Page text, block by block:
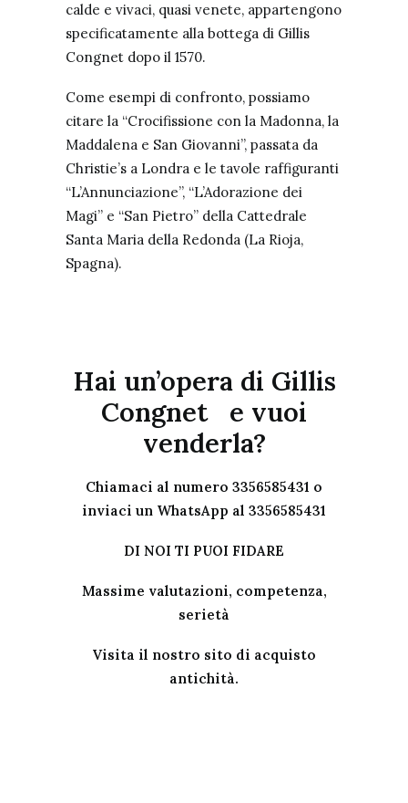
calde e vivaci, quasi venete, appartengono
specificatamente alla bottega di Gillis
Congnet dopo il 1570.
Come esempi di confronto, possiamo
citare la “Crocifissione con la Madonna, la
Maddalena e San Giovanni”, passata da
Christie’s a Londra e le tavole raffiguranti
“L’Annunciazione”, “L’Adorazione dei
Magi” e “San Pietro” della Cattedrale
Santa Maria della Redonda (La Rioja,
Spagna).
Hai un’opera di Gillis
Congnete vuoi
venderla?
Chiamaci al numero 3356585431 o
inviaci un WhatsApp al 3356585431
DI NOI TI PUOI FIDARE
Massime valutazioni, competenza,
serietà
Visita il nostro sito di acquisto
antichità.